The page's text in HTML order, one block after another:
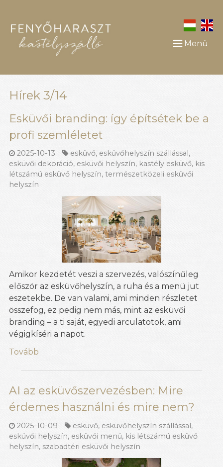
Menü
Hírek 3/14
Esküvői branding: így építsétek be a
profi szemléletet
2025-10-13 esküvő, esküvőhelyszín szállással ,
esküvői dekoráció, esküvői helyszín, kastély esküvő, kis
létszámú esküvő helyszín, természetközeli esküvői
helyszín
Amikor kezdetét veszi a szervezés, valószínűleg
először az esküvőhelyszín, a ruha és a menü jut
eszetekbe. De van valami, ami minden részletet
összefog, ez pedig nem más, mint az esküvői
branding – a ti saját, egyedi arculatotok, ami
végigkíséri a napot.
Tovább
AI az esküvőszervezésben: Mire
érdemes használni és mire nem?
2025-10-09 esküvő, esküvőhelyszín szállással,
esküvői helyszín, esküvői menü, kis létszámú esküvő
helyszín, szabadtéri esküvői helyszín